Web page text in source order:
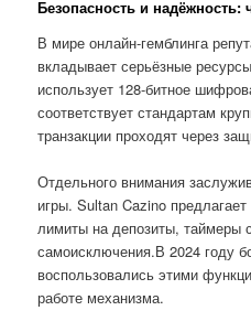
Безопасность и надёжность:
В мире онлайн-гемблинга
вкладывает серьёзные
использует 128-битное
соответствует стандартам
транзакции проходят через
Отдельного внимания
игры. Sultan Cazino
лимиты на депозиты, таймеры
самоисключения.В 2024 году
воспользовались этими
работе механизма.